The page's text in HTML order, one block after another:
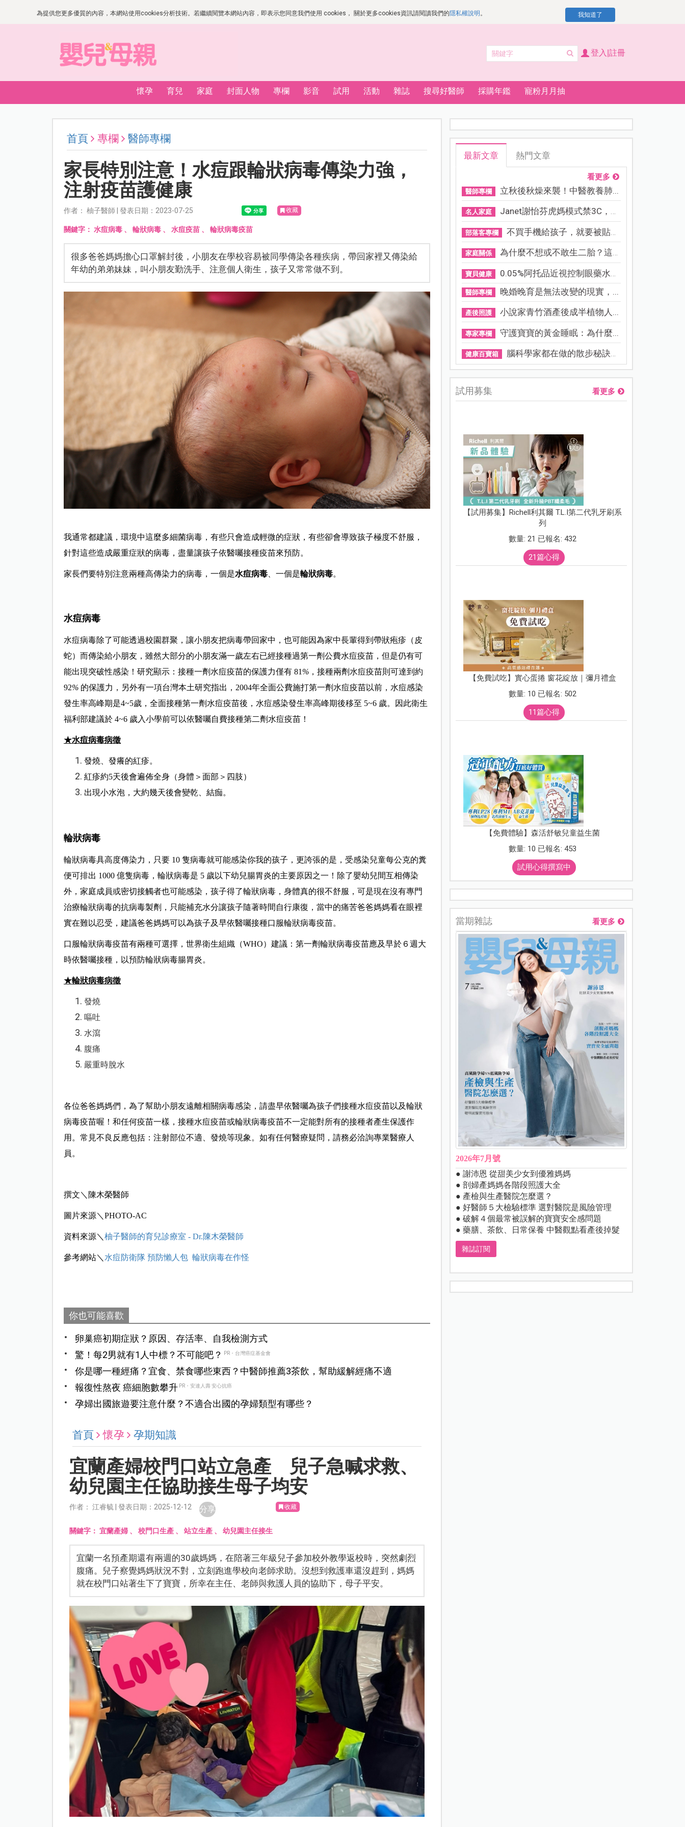
為提供您更多優質的內容，本網站使用cookies分析技術。若繼續閱覽本網站內容，即表示您同意我們使用 cookies， 關於更多cookies資訊請閱讀我們的隱私權說明 。 我知道了
登入|註冊
懷孕 育兒 家庭 封面人物 專欄 影音 試用 活動 雜誌 搜尋好醫師 採購年鑑 寵粉月月抽
首頁 專欄 醫師專欄
家長特別注意！水痘跟輪狀病毒傳染力強，
注射疫苗護健康
作者： 柚子醫師 | 發表日期：2023-07-25 收藏
關鍵字： 水痘病毒、 輪狀病毒、 水痘疫苗、 輪狀病毒疫苗
很多爸爸媽媽擔心口罩解封後，小朋友在學校容易被同學傳染各種疾病，帶回家裡又傳染給
年幼的弟弟妹妹，叫小朋友勤洗手、注意個人衛生，孩子又常常做不到。
我通常都建議，環境中這麼多細菌病毒，有些只會造成輕微的症狀，有些卻會導致孩子極度不舒服，
針對這些造成嚴重症狀的病毒，盡量讓孩子依醫囑接種疫苗來預防。
家長們要特別注意兩種高傳染力的病毒，一個是水痘病毒、一個是輪狀病毒。
水痘病毒
水痘病毒除了可能透過校園群聚，讓小朋友把病毒帶回家中，也可能因為家中長輩得到帶狀疱疹（皮
蛇）而傳染給小朋友，雖然大部分的小朋友滿一歲左右已經接種過第一劑公費水痘疫苗，但是仍有可
能出現突破性感染！研究顯示：接種一劑水痘疫苗的保護力僅有 81 %，接種兩劑水痘疫苗則可達到約
92% 的保護力，另外有一項台灣本土研究指出，2004年全面公費施打第一劑水痘疫苗以前，水痘感染
發生率高峰期是4~5歲，全面接種第一劑水痘疫苗後，水痘感染發生率高峰期後移至 5~6 歲。因此衛生
福利部建議於 4~6 歲入小學前可以依醫囑自費接種第二劑水痘疫苗！
★水痘病毒病徵
發燒、發癢的紅疹。
紅疹約5天後會遍佈全身（身體＞面部＞四肢）
出現小水泡，大約幾天後會變乾、結痂。
輪狀病毒
輪狀病毒具高度傳染力，只要 10 隻病毒就可能感染你我的孩子，更誇張的是，受感染兒童每公克的糞
便可排出 1000 億隻病毒，輪狀病毒是 5 歲以下幼兒腸胃炎的主要原因之一！除了嬰幼兒間互相傳染
外，家庭成員或密切接觸者也可能感染，孩子得了輪狀病毒，身體真的很不舒服，可是現在沒有專門
治療輪狀病毒的抗病毒製劑，只能補充水分讓孩子隨著時間自行康復，當中的痛苦爸爸媽媽看在眼裡
實在難以忍受，建議爸爸媽媽可以為孩子及早依醫囑接種口服輪狀病毒疫苗。
口服輪狀病毒疫苗有兩種可選擇，世界衛生組織（WHO） 建議：第一劑輪狀病毒疫苗應及早於６ 週大
時依醫囑接種，以預防輪狀病毒腸胃炎。
★輪狀病毒病徵
發燒
嘔吐
水瀉
腹痛
嚴重時脫水
各位爸爸媽媽們，為了幫助小朋友遠離相關病毒感染，請盡早依醫囑為孩子們接種水痘疫苗以及輪狀
病毒疫苗喔！ 和任何疫苗一樣，接種水痘疫苗或輪狀病毒疫苗不一定能對所有的接種者產生保護作
用。常見不良反應包括：注射部位不適、發燒等現象。如有任何醫療疑問，請務必洽詢專業醫療人
員。
撰文＼陳木榮醫師
圖片來源＼ PHOTO-AC
資料來源＼ 柚子醫師的育兒診療室 - Dr.陳木榮醫師
參考網站＼ 水痘防衛隊 預防懶人包 輪狀病毒在作怪
你也可能喜歡
卵巢癌初期症狀？原因、存活率、自我檢測方式
驚！每2男就有1人中標？不可能吧？
PR・台灣癌症基金會
你是哪一種經痛？宜食、禁食哪些東西？中醫師推薦3茶飲，幫助緩解經痛不適
報復性熬夜 癌細胞數攀升 PR・安達人壽 安心抗癌
孕婦出國旅遊要注意什麼？不適合出國的孕婦類型有哪些？
首頁 懷孕 孕期知識
宜蘭產婦校門口站立急產 兒子急喊求救、
幼兒園主任協助接生母子均安
作者： 江睿毓 | 發表日期：2025-12-12 分享 收藏
關鍵字：宜蘭產婦 、校門口生產 、站立生產 、幼兒園主任接生
宜蘭一名預產期還有兩週的30歲媽媽，在陪著三年級兒子參加校外教學返校時，突然劇烈
腹痛。兒子察覺媽媽狀況不對，立刻跑進學校向老師求助。沒想到救護車還沒趕到，媽媽
就在校門口站著生下了寶寶，所幸在主任、老師與救護人員的協助下，母子平安。
最新文章 熱門文章
看更多
醫師專欄 立秋後秋燥來襲！中醫教養肺...
名人家庭 Janet謝怡芬虎媽模式禁3C，看...
部落客專欄 不買手機給孩子，就要被貼「...
家庭關係 為什麼不想或不敢生二胎？這8...
寶貝健康 0.05%阿托品近視控制眼藥水納...
醫師專欄 晚婚晚育是無法改變的現實，...
產後照護 小說家青竹酒產後成半植物人...
專家專欄 守護寶寶的黃金睡眠：為什麼...
健康百寶箱 腦科學家都在做的散步秘訣！...
試用募集 看更多
【試用募集】Richell利其爾 T.L.I第二代乳牙刷系
列
數量: 21 已報名: 432
21篇心得
【免費試吃】實心蛋捲 窗花綻放｜彌月禮盒
數量: 10 已報名: 502
11篇心得
【免費體驗】森活舒敏兒童益生菌
數量: 10 已報名: 453
試用心得撰寫中
當期雜誌 看更多
2026年7月號
● 謝沛恩 從甜美少女到優雅媽媽
● 剖婦產媽媽各階段照護大全
● 產檢與生產醫院怎麼選？
● 好醫師５大檢驗標準 選對醫院是風險管理
● 破解４個最常被誤解的寶寶安全感問題
● 藥膳、茶飲、日常保養 中醫觀點看產後掉髮
雜誌訂閱